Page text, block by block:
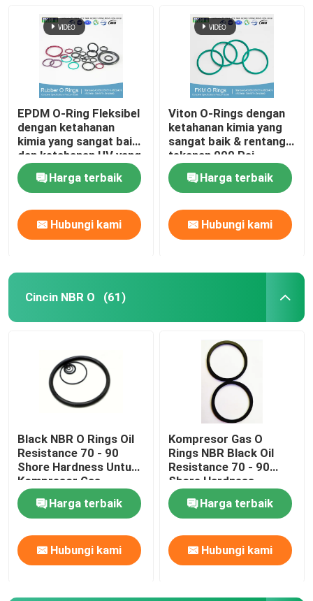
EPDM O-Ring Fleksibel
dengan ketahanan
kimia yang sangat baik
dan ketahanan UV yang
baik
Harga terbaik
Hubungi kami
Viton O-Rings dengan
ketahanan kimia yang
sangat baik & rentang
tekanan 000 Psi
Harga terbaik
Hubungi kami
Cincin NBR O (61)
Black NBR O Rings Oil
Resistance 70 - 90
Shore Hardness Untuk
Kompresor Gas
Harga terbaik
Hubungi kami
Kompresor Gas O
Rings NBR Black Oil
Resistance 70 - 90
Shore Hardness
Harga terbaik
Hubungi kami